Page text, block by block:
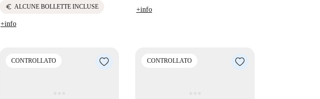
euro ALCUNE BOLLETTE INCLUSE
+info
+info
CONTROLLATO CONTROLLATO